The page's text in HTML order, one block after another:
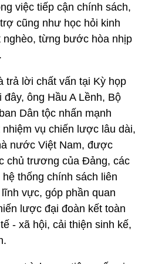
việc tiếp cận chính sách,
cũng như học hỏi kinh
nghèo, từng bước hòa nhịp
trả lời chất vấn tại Kỳ họp
ông Hầu A Lềnh, Bộ
Dân tộc nhấn mạnh
vụ chiến lược lâu dài,
nước Việt Nam, được
chủ trương của Đảng, các
thống chính sách liên
vực, góp phần quan
lược đại đoàn kết toàn
- xã hội, cải thiện sinh kế,